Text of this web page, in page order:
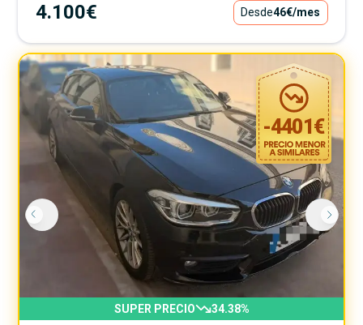
4.100€ Desde46€/mes
-4401€
SUPER PRECIO 34.38%